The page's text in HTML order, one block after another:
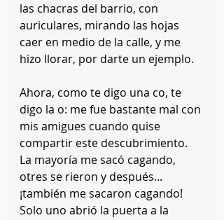
las chacras del barrio, con
auriculares, mirando las hojas
caer en medio de la calle, y me
hizo llorar, por darte un ejemplo.
Ahora, como te digo una co, te
digo la o: me fue bastante mal con
mis amigues cuando quise
compartir este descubrimiento.
La mayoría me sacó cagando,
otres se rieron y después...
¡también me sacaron cagando!
Solo uno abrió la puerta a la